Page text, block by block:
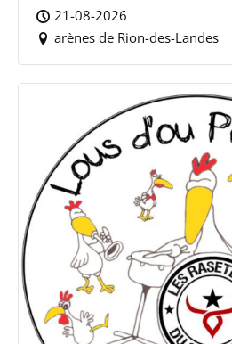
21-08-2026
arènes de Rion-des-Landes